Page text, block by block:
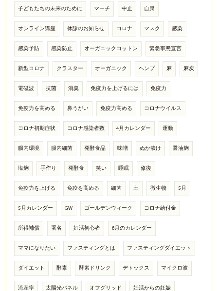
子どもたちの未来のために マーチ 中止 自粛
オンライン講座 休診のお知らせ コロナ マスク 感染
感染予防 感染防止 オーガニックコットン 緊急事態宣言
新型コロナ クラスター オーガニック ヘンプ 麻 麻炭
電磁波 抗菌 消臭 免疫力を上げるには 免疫力
免疫力を高める 鼻うがい 免疫力高める コロナウイルス
コロナ初期症状 コロナ感染者数 4月カレンダー 運動
腸内環境 腸内細菌 発酵食品 味噌 ぬか漬け 醤油麹
塩麹 手作り 発酵食 笑い 睡眠 修復
免疫力を上げる 免疫を高める 細菌 土 微生物 5月
5月カレンダー GW ゴールデンウィーク コロナ給付金
所得補償 署名 妊活初心者 6月のカレンダー
ママになりたい ファスティングとは ファスティングダイエット
ダイエット 酵素 酵素ドリンク デトックス マイクロ波
流産率 太陽光パネル オフグリッド 妊活からの妊娠